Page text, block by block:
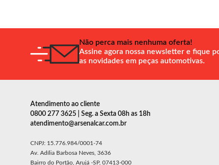
Não perca mais nenhuma oferta!
Assine agora nossa newsletter e fique
as novidades em peças automotivas.
Atendimento ao cliente
0800 277 3625 | Seg. a Sexta 08h as 18h
atendimento@arsenalcar.com.br
CNPJ: 15.776.984/0001-74
Av. Adília Barbosa Neves, 3636
Bairro do Portão, Arujá -SP, 07413-000